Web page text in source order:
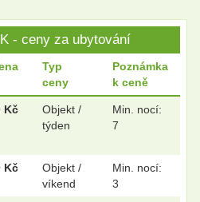
- ceny za ubytování
Typ
ceny
Poznámka
k ceně
Kč
Objekt /
týden
Min. nocí:
7
Kč
Objekt /
víkend
Min. nocí:
3